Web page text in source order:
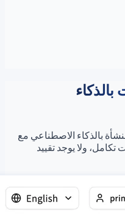
بالذكاء الاصطناعي مع
تكامل، ولا يوجد تقييد